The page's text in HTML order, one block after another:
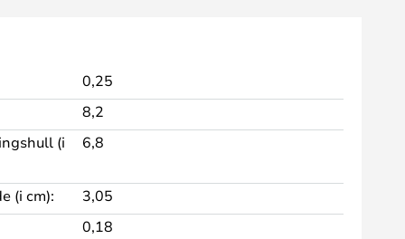
0,25
8,2
(i
6,8
(i cm):
3,05
0,18